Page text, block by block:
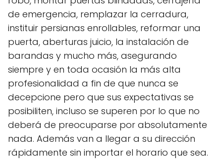
de emergencia, remplazar la cerradura,
instituir persianas enrollables, reformar una
puerta, aberturas juicio, la instalación de
barandas y mucho más, asegurando
siempre y en toda ocasión la más alta
profesionalidad a fin de que nunca se
decepcione pero que sus expectativas se
posibiliten, incluso se superen por lo que no
deberá de preocuparse por absolutamente
nada. Además van a llegar a su dirección
rápidamente sin importar el horario que sea.